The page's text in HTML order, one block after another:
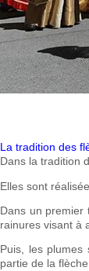
La tradition des
Dans la tradition
Elles sont
Dans un premier
rainures visant à
Puis, les
partie de la